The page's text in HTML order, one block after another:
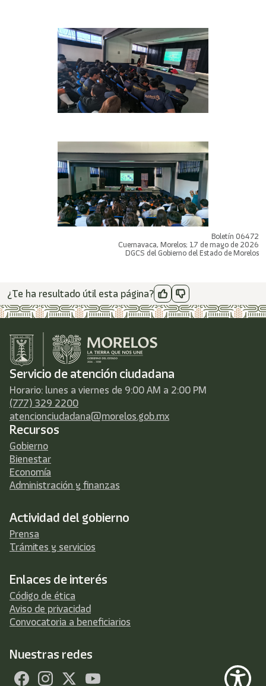
Boletín 06472
Cuernavaca, Morelos; 17 de mayo de 2026
DGCS del Gobierno del Estado de Morelos
¿Te ha resultado útil esta página?
Servicio de atención ciudadana
Horario: lunes a viernes de 9:00 AM a 2:00 PM
(777) 329 2200
atencionciudadana@morelos.gob.mx
Recursos
Gobierno
Bienestar
Economía
Administración y finanzas
Actividad del gobierno
Prensa
Trámites y servicios
Enlaces de interés
Código de ética
Aviso de privacidad
Convocatoria a beneficiarios
Nuestras redes